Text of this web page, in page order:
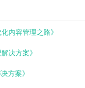
内容管理之路》
决方案》
方案》